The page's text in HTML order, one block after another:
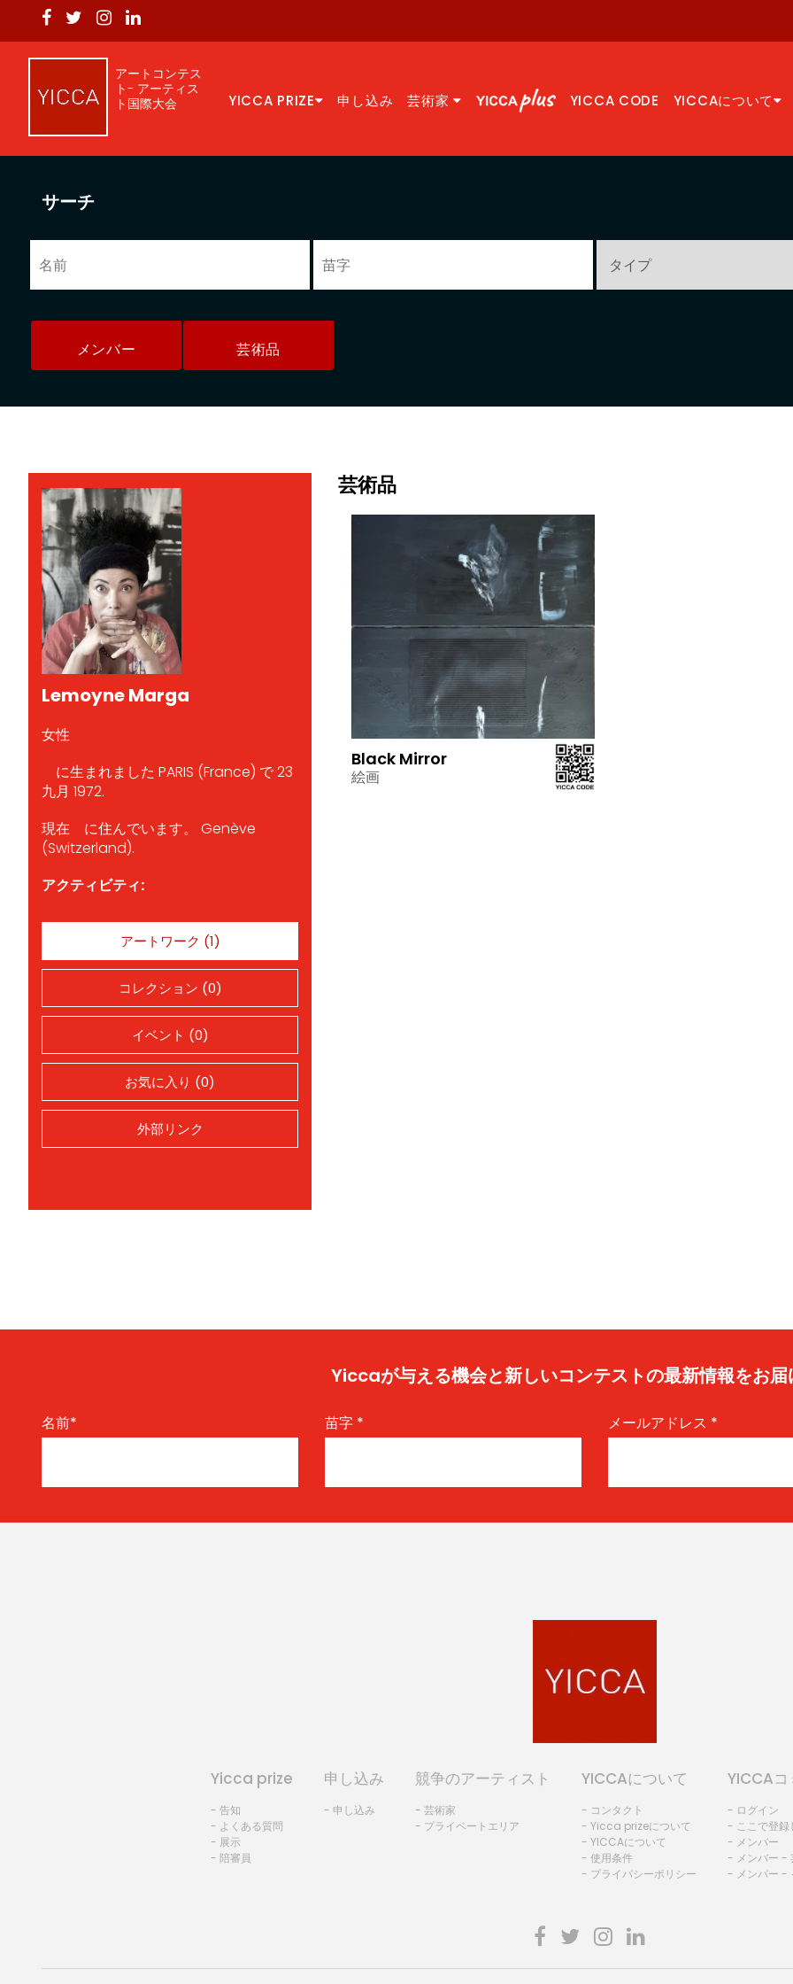
アートコンテス
ト- アーティス
ト国際大会
YICCA PRIZE 申し込み 芸術家 YICCA CODE YICCAについて
サーチ
メンバー 芸術品
Lemoyne Marga
女性
に生まれました PARIS (France) で 23
九月 1972.
現在 に住んでいます。 Genève
(Switzerland).
アクティビティ:
アートワーク (1)
コレクション (0)
イベント (0)
お気に入り (0)
外部リンク
芸術品
Black Mirror
絵画
Yiccaが与える機会と新しいコンテストの最新情報をお届
名前* 苗字 * メールアドレス *
Yicca prize
- 告知
- よくある質問
- 展示
- 陪審員
申し込み
- 申し込み
競争のアーティスト
- 芸術家
- プライベートエリア
YICCAについて
- コンタクト
- Yicca prizeについて
- YICCAについて
- 使用条件
- プライバシーポリシー
YICCA
- ログイン
- ここで登録
- メンバー
- メンバー -
- メンバー -